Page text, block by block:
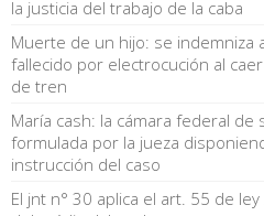
la justicia del trabajo de la caba
Muerte de un hijo: se indemniza
fallecido por electrocución al
de tren
María cash: la cámara federal de
formulada por la jueza
instrucción del caso
El jnt n° 30 aplica el art. 55 de